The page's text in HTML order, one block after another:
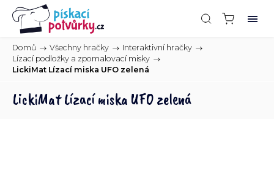
Domů / Všechny hračky / Interaktivní hračky /
Lízací podložky a zpomalovací misky /
LickiMat Lízací miska UFO zelená
LickiMat Lízací miska UFO zelená